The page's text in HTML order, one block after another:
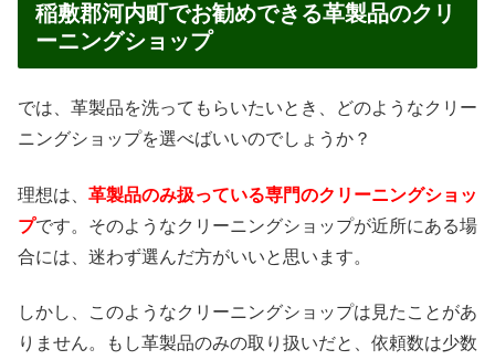
稲敷郡河内町でお勧めできる革製品のクリ
ーニングショップ
では、革製品を洗ってもらいたいとき、どのようなクリー
ニングショップを選べばいいのでしょうか？
理想は、 革製品のみ扱っている専門のクリーニングショッ
プです。そのようなクリーニングショップが近所にある場
合には、迷わず選んだ方がいいと思います。
しかし、このようなクリーニングショップは見たことがあ
りません。もし革製品のみの取り扱いだと、依頼数は少数